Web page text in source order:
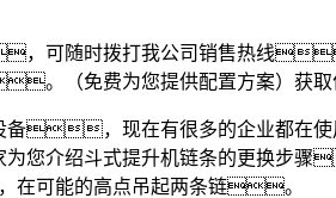
，可随时拨打我公司销售热线
。（免费为您提供配置方案） 获
设备，现在有很多的企业都
您介绍斗式提升机链条的更换步骤
能的高点吊起两条链。